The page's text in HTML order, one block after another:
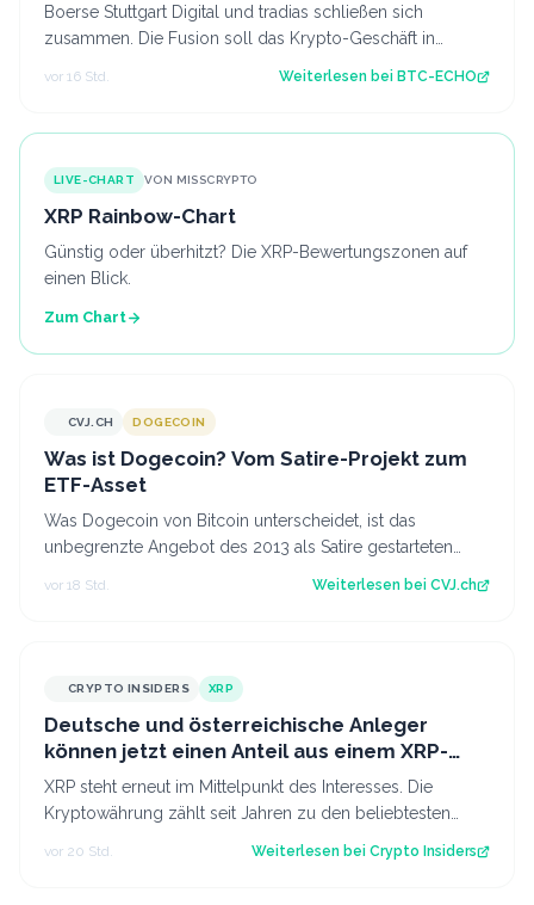
Boerse Stuttgart Digital und tradias schließen sich
zusammen. Die Fusion soll das Krypto-Geschäft in
vor 16 Std. Weiterlesen bei BTC-ECHO
LIVE-CHART VON MISSCRYPTO
XRP Rainbow-Chart
Günstig oder überhitzt? Die XRP-Bewertungszonen auf
einen Blick.
Zum Chart
CVJ.CHCVJ.CH DOGECOIN
Was ist Dogecoin? Vom Satire-Projekt zum
ETF-Asset
Was Dogecoin von Bitcoin unterscheidet, ist das
unbegrenzte Angebot des 2013 als Satire gestarteten
vor 18 Std. Weiterlesen bei CVJ.ch
CRYPTO INSIDERS XRP
Deutsche und österreichische Anleger
können jetzt einen Anteil aus einem XRP-
Topf im Wert von 190.000 € sichern
XRP steht erneut im Mittelpunkt des Interesses. Die
Kryptowährung zählt seit Jahren zu den beliebtesten
vor 20 Std. Weiterlesen bei Crypto Insiders